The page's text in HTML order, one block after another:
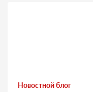
Новостной блог